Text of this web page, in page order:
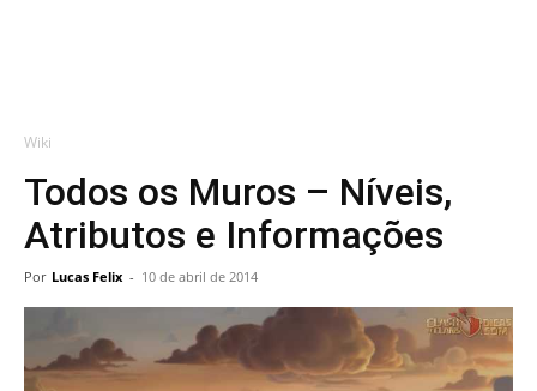
Wiki
Todos os Muros – Níveis,
Atributos e Informações
Por Lucas Felix - 10 de abril de 2014